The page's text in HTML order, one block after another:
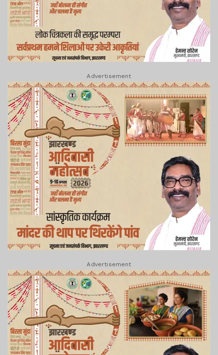
Advertisement
Advertisement